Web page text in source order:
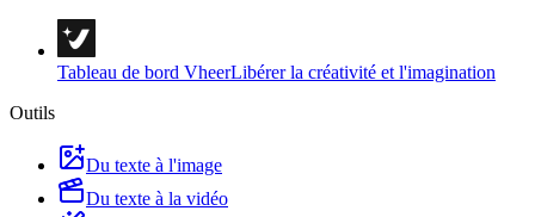
Tableau de bord VheerLibérer la créativité et l'imagination
Outils
Du texte à l'image
Du texte à la vidéo